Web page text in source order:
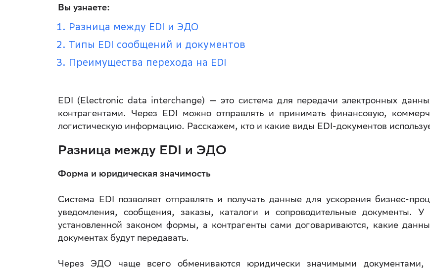
Вы узнаете:
Разница между EDI и ЭДО
Типы EDI сообщений и документов
Преимущества перехода на EDI
EDI (Electronic data interchange) — это система для передачи электронных
контрагентами. Через EDI можно отправлять и принимать финансовую,
логистическую информацию. Расскажем, кто и какие виды EDI-документов
Разница между EDI и ЭДО
Форма и юридическая значимость
Система EDI позволяет отправлять и получать данные для ускорения бизнес-
уведомления, сообщения, заказы, каталоги и сопроводительные документы. У
установленной законом формы, а контрагенты сами договариваются, какие
документах будут передавать.
Через ЭДО чаще всего обмениваются юридически значимыми документами,